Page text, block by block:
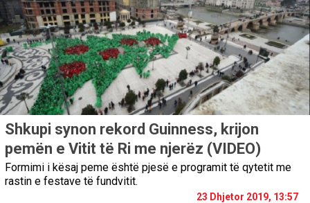
Shkupi synon rekord Guinness, krijon
pemën e Vitit të Ri me njerëz (VIDEO)
Formimi i kësaj peme është pjesë e programit të qytetit me
rastin e festave të fundvitit.
23 Dhjetor 2019, 13:57